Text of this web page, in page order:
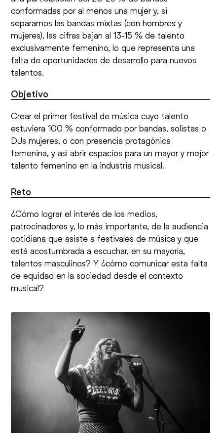
conformadas por al menos una mujer y, si
separamos las bandas mixtas (con hombres y
mujeres), las cifras bajan al 13-15 % de talento
exclusivamente femenino, lo que representa una
falta de oportunidades de desarrollo para nuevos
talentos.
Objetivo
Crear el primer festival de música cuyo talento
estuviera 100 % conformado por bandas, solistas o
DJs mujeres, o con presencia protagónica
femenina, y así abrir espacios para un mayor y mejor
talento femenino en la industria musical.
Reto
¿Cómo lograr el interés de los medios,
patrocinadores y, lo más importante, de la audiencia
cotidiana que asiste a festivales de música y que
está acostumbrada a escuchar, en su mayoría,
talentos masculinos? Y ¿cómo comunicar esta falta
de equidad en la sociedad desde el contexto
musical?